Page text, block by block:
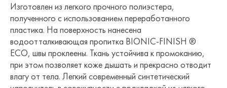
Изготовлен из легкого прочного полиэстера,
полученного с использованием переработанного
пластика. На поверхность нанесена
водоотталкивающая пропитка BIONIC-FINISH ®
ECO, швы проклеены. Ткань устойчива к промоканию,
при этом позволяет коже дышать и прекрасно отводит
влагу от тела. Легкий современный синтетический